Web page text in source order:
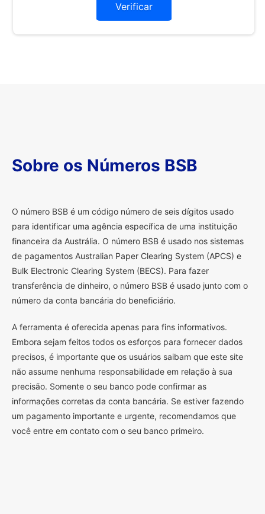
Verificar
Sobre os Números BSB
O número BSB é um código número de seis dígitos usado
para identificar uma agência específica de uma instituição
financeira da Austrália. O número BSB é usado nos sistemas
de pagamentos Australian Paper Clearing System (APCS) e
Bulk Electronic Clearing System (BECS). Para fazer
transferência de dinheiro, o número BSB é usado junto com o
número da conta bancária do beneficiário.
A ferramenta é oferecida apenas para fins informativos.
Embora sejam feitos todos os esforços para fornecer dados
precisos, é importante que os usuários saibam que este site
não assume nenhuma responsabilidade em relação à sua
precisão. Somente o seu banco pode confirmar as
informações corretas da conta bancária. Se estiver fazendo
um pagamento importante e urgente, recomendamos que
você entre em contato com o seu banco primeiro.